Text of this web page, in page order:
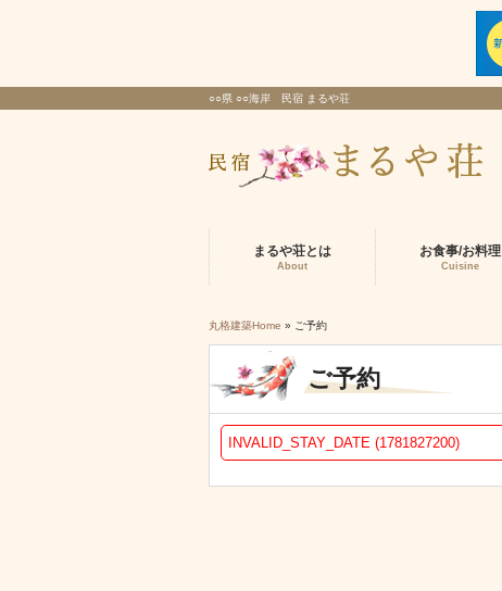
○○県 ○○海岸 民宿 まるや荘
まるや荘とは
About
お食事/お料理
Cuisine
丸格建築Home » ご予約
ご予約
INVALID_STAY_DATE (1781827200)